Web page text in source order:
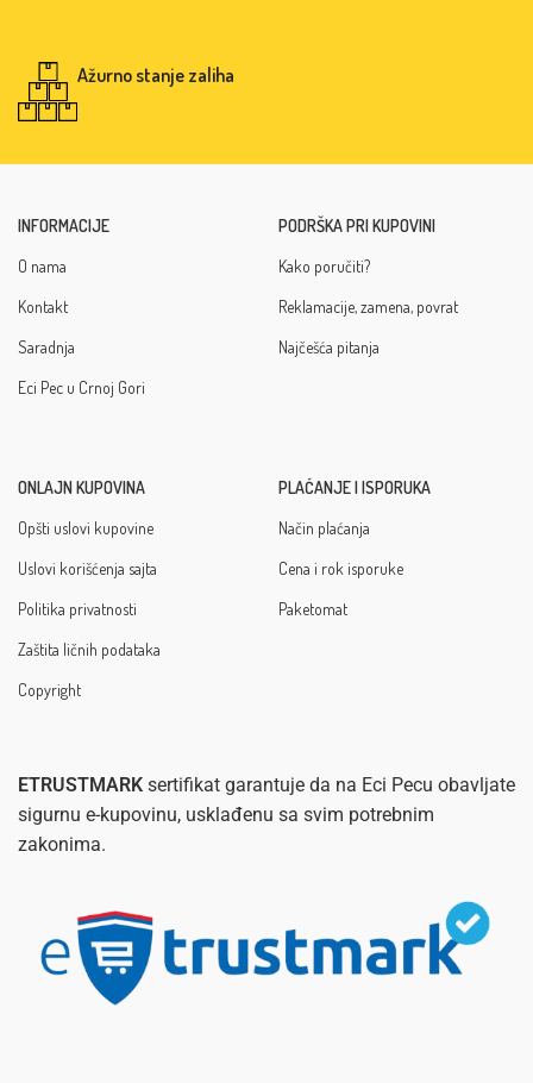
Ažurno stanje zaliha
INFORMACIJE
O nama
Kontakt
Saradnja
Eci Pec u Crnoj Gori
PODRŠKA PRI KUPOVINI
Kako poručiti?
Reklamacije, zamena, povrat
Najčešća pitanja
ONLAJN KUPOVINA
Opšti uslovi kupovine
Uslovi korišćenja sajta
Politika privatnosti
Zaštita ličnih podataka
Copyright
PLAĆANJE I ISPORUKA
Način plaćanja
Cena i rok isporuke
Paketomat
ETRUSTMARK sertifikat garantuje da na Eci Pecu obavljate
sigurnu e-kupovinu, usklađenu sa svim potrebnim
zakonima.